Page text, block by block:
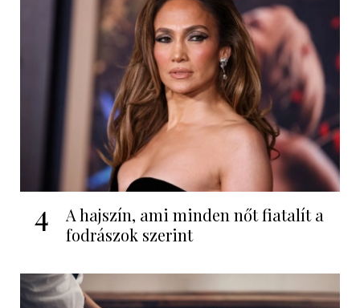
4
A hajszín, ami minden nőt fiatalít a
fodrászok szerint